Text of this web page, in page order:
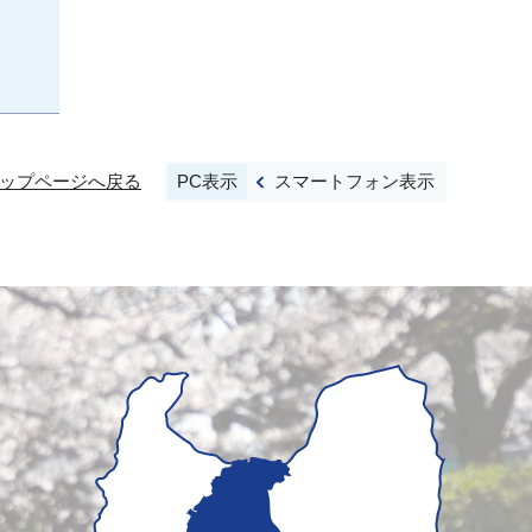
プページへ戻る PC表示 スマートフォン表示